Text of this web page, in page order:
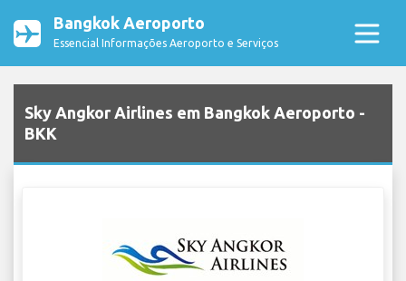
Bangkok Aeroporto
Essencial Informações Aeroporto e Serviços
Sky Angkor Airlines em Bangkok Aeroporto -
BKK